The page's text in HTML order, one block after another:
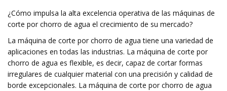
¿Cómo impulsa la alta excelencia operativa de las máquinas de
corte por chorro de agua el crecimiento de su mercado?
La máquina de corte por chorro de agua tiene una variedad de
aplicaciones en todas las industrias. La máquina de corte por
chorro de agua es flexible, es decir, capaz de cortar formas
irregulares de cualquier material con una precisión y calidad de
borde excepcionales. La máquina de corte por chorro de agua